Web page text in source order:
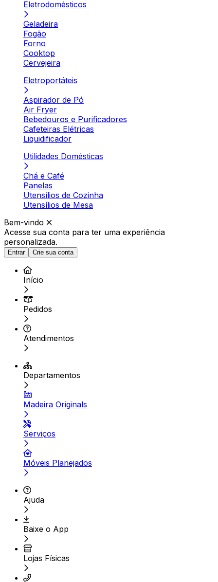
Eletrodomésticos
Geladeira
Fogão
Forno
Cooktop
Cervejeira
Eletroportáteis
Aspirador de Pó
Air Fryer
Bebedouros e Purificadores
Cafeteiras Elétricas
Liquidificador
Utilidades Domésticas
Chá e Café
Panelas
Utensílios de Cozinha
Utensílios de Mesa
Bem-vindo
Acesse sua conta para ter uma experiência
personalizada.
Entrar Crie sua conta
Início
Pedidos
Atendimentos
Departamentos
Madeira Originals
Serviços
Móveis Planejados
Ajuda
Baixe o App
Lojas Físicas